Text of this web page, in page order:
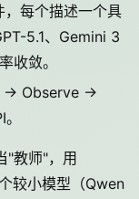
，每个描述一个具
5.1、Gemini 3
收敛。
→ Observe →
"教师"，用
较小模型（Qwen